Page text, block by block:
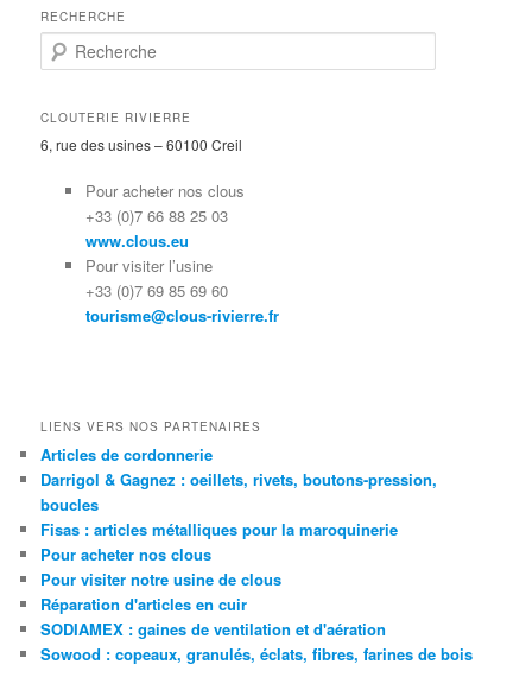
RECHERCHE
e
h
r
CLOUTERIE RIVIERRE
6, rue des usines – 60100 Creil
Pour acheter nos clous
+33 (0)7 66 88 25 03
www.clous.eu
Pour visiter l’usine
+33 (0)7 69 85 69 60
tourisme@clous-rivierre.fr
LIENS VERS NOS PARTENAIRES
Articles de cordonnerie
Darrigol & Gagnez : oeillets, rivets, boutons-pression,
boucles
Fisas : articles métalliques pour la maroquinerie
Pour acheter nos clous
Pour visiter notre usine de clous
Réparation d'articles en cuir
SODIAMEX : gaines de ventilation et d'aération
Sowood : copeaux, granulés, éclats, fibres, farines de bois